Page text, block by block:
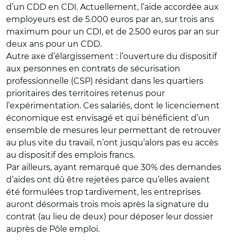
d’un CDD en CDI. Actuellement, l’aide accordée aux
employeurs est de 5.000 euros par an, sur trois ans
maximum pour un CDI, et de 2.500 euros par an sur
deux ans pour un CDD.
Autre axe d’élargissement : l’ouverture du dispositif
aux personnes en contrats de sécurisation
professionnelle (CSP) résidant dans les quartiers
prioritaires des territoires retenus pour
l’expérimentation. Ces salariés, dont le licenciement
économique est envisagé et qui bénéficient d’un
ensemble de mesures leur permettant de retrouver
au plus vite du travail, n’ont jusqu’alors pas eu accès
au dispositif des emplois francs.
Par ailleurs, ayant remarqué que 30% des demandes
d’aides ont dû être rejetées parce qu’elles avaient
été formulées trop tardivement, les entreprises
auront désormais trois mois après la signature du
contrat (au lieu de deux) pour déposer leur dossier
auprès de Pôle emploi.